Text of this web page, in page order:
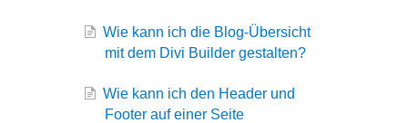
Wie kann ich die Blog-Übersicht
mit dem Divi Builder gestalten?
Wie kann ich den Header und
Footer auf einer Seite